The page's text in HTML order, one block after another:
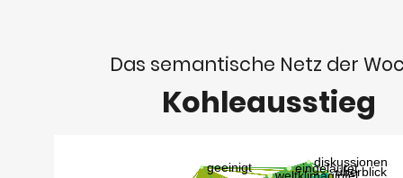
Das semantische Netz der
Kohleausstieg